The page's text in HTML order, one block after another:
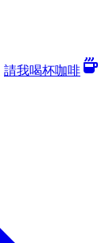
請我喝杯咖啡